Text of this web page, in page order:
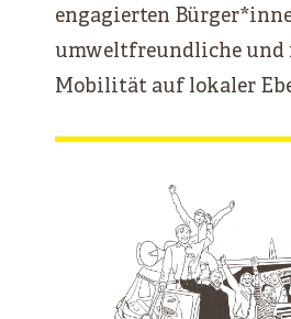
engagierten
umweltfreundliche und
Mobilität auf lokaler